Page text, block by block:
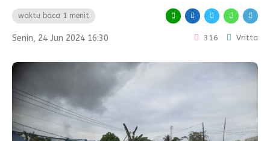
waktu baca 1 menit
Senin, 24 Jun 2024 16:30 316 Vritta